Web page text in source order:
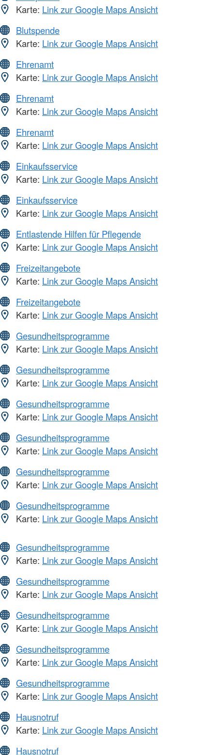
Karte: Link zur Google Maps Ansicht
Blutspende
Karte: Link zur Google Maps Ansicht
Ehrenamt
Karte: Link zur Google Maps Ansicht
Ehrenamt
Karte: Link zur Google Maps Ansicht
Ehrenamt
Karte: Link zur Google Maps Ansicht
Einkaufsservice
Karte: Link zur Google Maps Ansicht
Einkaufsservice
Karte: Link zur Google Maps Ansicht
Entlastende Hilfen für Pflegende
Karte: Link zur Google Maps Ansicht
Freizeitangebote
Karte: Link zur Google Maps Ansicht
Freizeitangebote
Karte: Link zur Google Maps Ansicht
Gesundheitsprogramme
Karte: Link zur Google Maps Ansicht
Gesundheitsprogramme
Karte: Link zur Google Maps Ansicht
Gesundheitsprogramme
Karte: Link zur Google Maps Ansicht
Gesundheitsprogramme
Karte: Link zur Google Maps Ansicht
Gesundheitsprogramme
Karte: Link zur Google Maps Ansicht
Gesundheitsprogramme
Karte: Link zur Google Maps Ansicht
Gesundheitsprogramme
Karte: Link zur Google Maps Ansicht
Gesundheitsprogramme
Karte: Link zur Google Maps Ansicht
Gesundheitsprogramme
Karte: Link zur Google Maps Ansicht
Gesundheitsprogramme
Karte: Link zur Google Maps Ansicht
Gesundheitsprogramme
Karte: Link zur Google Maps Ansicht
Hausnotruf
Karte: Link zur Google Maps Ansicht
Hausnotruf